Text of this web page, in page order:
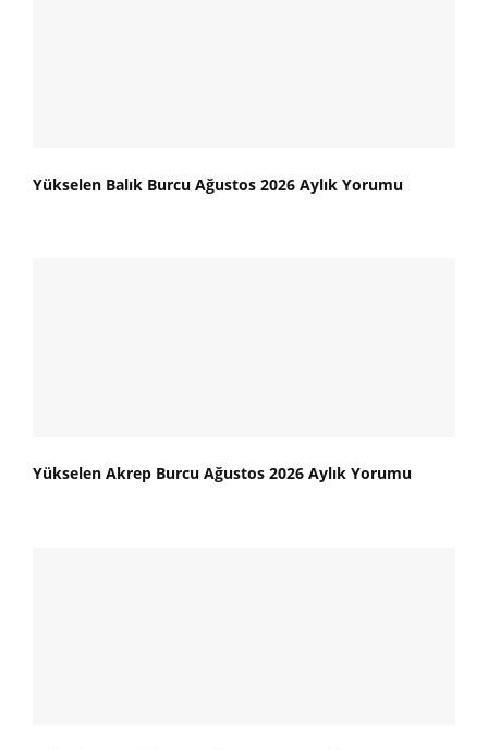
Yükselen Balık Burcu Ağustos 2026 Aylık Yorumu
Yükselen Akrep Burcu Ağustos 2026 Aylık Yorumu